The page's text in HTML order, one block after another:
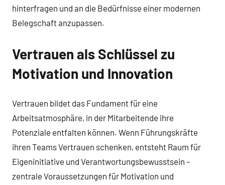
hinterfragen und an die Bedürfnisse einer modernen
Belegschaft anzupassen.
Vertrauen als Schlüssel zu
Motivation und Innovation
Vertrauen bildet das Fundament für eine
Arbeitsatmosphäre, in der Mitarbeitende ihre
Potenziale entfalten können. Wenn Führungskräfte
ihren Teams Vertrauen schenken, entsteht Raum für
Eigeninitiative und Verantwortungsbewusstsein –
zentrale Voraussetzungen für Motivation und